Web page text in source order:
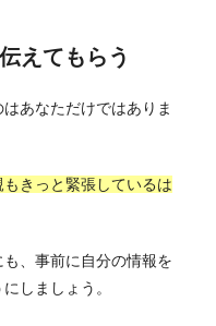
えてもらう
あなただけではありま
きっと緊張しているは
、事前に自分の情報を
しましょう。